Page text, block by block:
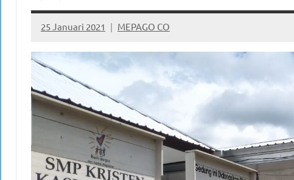
25 Januari 2021 MEPAGO CO
No
comments